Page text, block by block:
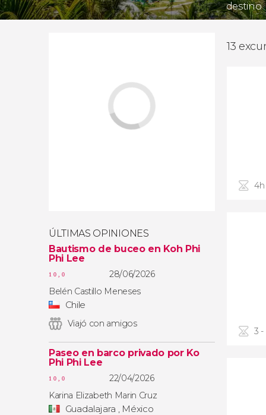
destino
ÚLTIMAS OPINIONES
Bautismo de buceo en Koh Phi
Phi Lee
10,0
28/06/2026
Belén Castillo Meneses
Chile
Viajó con amigos
Paseo en barco privado por Ko
Phi Phi Lee
10,0
22/04/2026
Karina Elizabeth Marin Cruz
Guadalajara , México
13
3 -